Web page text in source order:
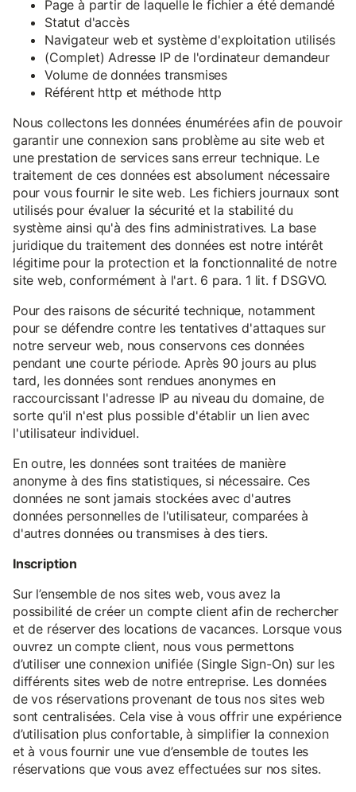
Page à partir de laquelle le fichier a été demandé
Statut d'accès
Navigateur web et système d'exploitation utilisés
(Complet) Adresse IP de l'ordinateur demandeur
Volume de données transmises
Référent http et méthode http
Nous collectons les données énumérées afin de pouvoir
garantir une connexion sans problème au site web et
une prestation de services sans erreur technique. Le
traitement de ces données est absolument nécessaire
pour vous fournir le site web. Les fichiers journaux sont
utilisés pour évaluer la sécurité et la stabilité du
système ainsi qu'à des fins administratives. La base
juridique du traitement des données est notre intérêt
légitime pour la protection et la fonctionnalité de notre
site web, conformément à l'art. 6 para. 1 lit. f DSGVO.
Pour des raisons de sécurité technique, notamment
pour se défendre contre les tentatives d'attaques sur
notre serveur web, nous conservons ces données
pendant une courte période. Après 90 jours au plus
tard, les données sont rendues anonymes en
raccourcissant l'adresse IP au niveau du domaine, de
sorte qu'il n'est plus possible d'établir un lien avec
l'utilisateur individuel.
En outre, les données sont traitées de manière
anonyme à des fins statistiques, si nécessaire. Ces
données ne sont jamais stockées avec d'autres
données personnelles de l'utilisateur, comparées à
d'autres données ou transmises à des tiers.
Inscription
Sur l’ensemble de nos sites web, vous avez la
possibilité de créer un compte client afin de rechercher
et de réserver des locations de vacances. Lorsque vous
ouvrez un compte client, nous vous permettons
d’utiliser une connexion unifiée (Single Sign-On) sur les
différents sites web de notre entreprise. Les données
de vos réservations provenant de tous nos sites web
sont centralisées. Cela vise à vous offrir une expérience
d’utilisation plus confortable, à simplifier la connexion
et à vous fournir une vue d’ensemble de toutes les
réservations que vous avez effectuées sur nos sites.